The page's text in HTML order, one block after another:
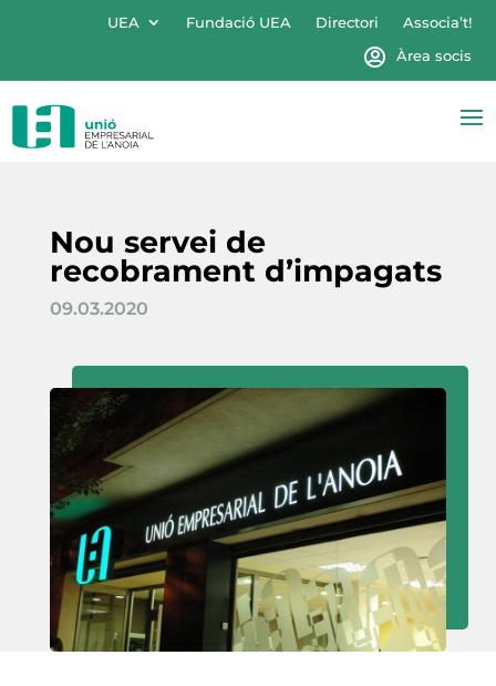
UEA Fundació UEA Directori
Associa’t!
Àrea socis
Nou servei de
recobrament d’impagats
09.03.2020